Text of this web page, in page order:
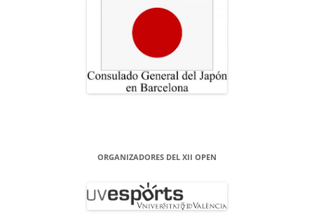
ORGANIZADORES DEL XII OPEN